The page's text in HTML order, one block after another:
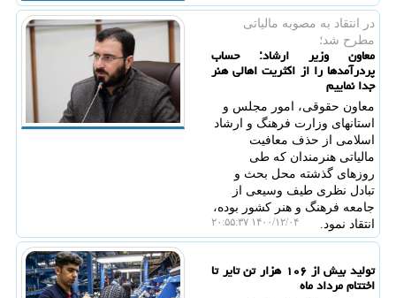
در انتقاد به مصوبه مالیاتی
مطرح شد؛
معاون وزیر ارشاد: حساب
پردرآمدها را از اکثریت اهالی هنر
جدا نماییم
معاون حقوقی، امور مجلس و
استانهای وزارت فرهنگ و ارشاد
اسلامی از حذف معافیت
مالیاتی هنرمندان که طی
روزهای گذشته محل بحث و
تبادل نظری طیف وسیعی از
جامعه فرهنگ و هنر کشور بوده،
انتقاد نمود.
۱۴۰۰/۱۲/۰۴ ۲۰:۵۵:۳۷
تولید بیش از ۱۰۶ هزار تن تایر تا
اختتام مرداد ماه